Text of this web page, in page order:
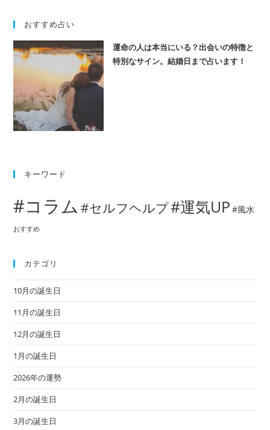
おすすめ占い
運命の人は本当にいる？出会いの特徴と
特別なサイン。結婚日まで占います！
キーワード
#コラム #セルフヘルプ#運気UP #風水
おすすめ
カテゴリ
10月の誕生日
11月の誕生日
12月の誕生日
1月の誕生日
2026年の運勢
2月の誕生日
3月の誕生日